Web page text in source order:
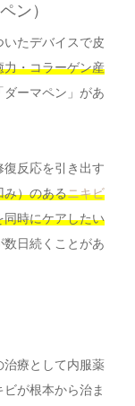
ン）
たデバイスで皮
力・コラーゲン産
ーマペン」があ
反応を引き出す
み）のあるニキビ
同時にケアしたい
日続くことがあ
治療として内服薬
が根本から治ま